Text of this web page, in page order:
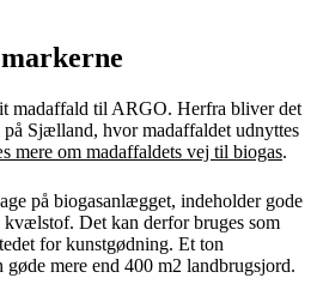
madaffald til ARGO. Herfra bliver det
Sjælland, hvor madaffaldet udnyttes
mere om madaffaldets vej til biogas.
på biogasanlægget, indeholder gode
Det kan derfor bruges som
for kunstgødning. Et ton
mere end 400 m2 landbrugsjord.